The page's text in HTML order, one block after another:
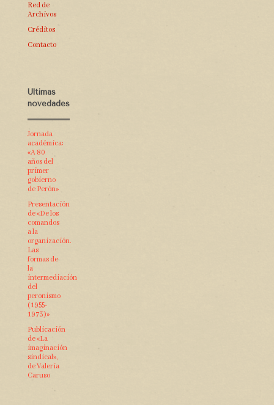
Red de
Archivos
Créditos
Contacto
Últimas
novedades
Jornada
académica:
«A 80
años del
primer
gobierno
de Perón»
Presentación
de «De los
comandos
a la
organización.
Las
formas de
la
intermediación
del
peronismo
(1955-
1973)»
Publicación
de «La
imaginación
sindical»,
de Valeria
Caruso